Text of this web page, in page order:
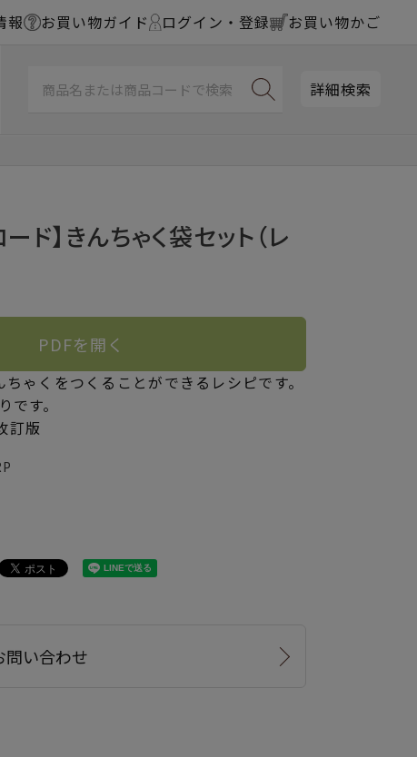
報 お買い物ガイド ログイン・登録 お買い物かご
詳細検索
ド】きんちゃく袋セット（レ
PDFを開く
ゃくをつくることができるレシピです。
す。
訂版
問い合わせ